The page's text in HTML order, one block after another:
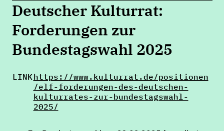
Deutscher Kulturrat:
Forderungen zur
Bundestagswahl 2025
LINK https://www.kulturrat.de/positionen
/elf-forderungen-des-deutschen-
kulturrates-zur-bundestagswahl-
2025/